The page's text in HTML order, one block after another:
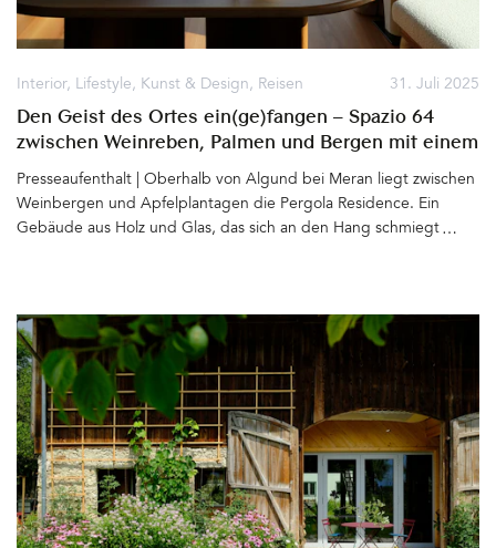
31. Juli 2025
Interior, Lifestyle, Kunst & Design, Reisen
Den Geist des Ortes ein(ge)fangen – Spazio 64
zwischen Weinreben, Palmen und Bergen mit einem
Loft, designed by Hannes Peer
Presseaufenthalt | Oberhalb von Algund bei Meran liegt zwischen
Weinbergen und Apfelplantagen die Pergola Residence. Ein
Gebäude aus Holz und Glas, das sich an den Hang schmiegt und
Penthäusern. Der Baukörper beeindruckt auch heute nicht nur
die Spaziergänger, die meist staunend vor den mit Wein
bewachsenen Pergolen stehen bleiben. Besonders die dort
Erholung suchenden Gäste lieben das Konzept des Hauses –
Großzügige Apartments, viel Raum, Weite, Licht und die
Möglichkeit ganz für sich zu wohnen und doch die
Annehmlichkeiten eines Hotels zu genießen. 2020 entschließt sich
Karin Innerhofer nach Südtirol zurückzukehren und das Hotel der
Eltern zu übernehmen. Ein Neustart mit sich anschließende